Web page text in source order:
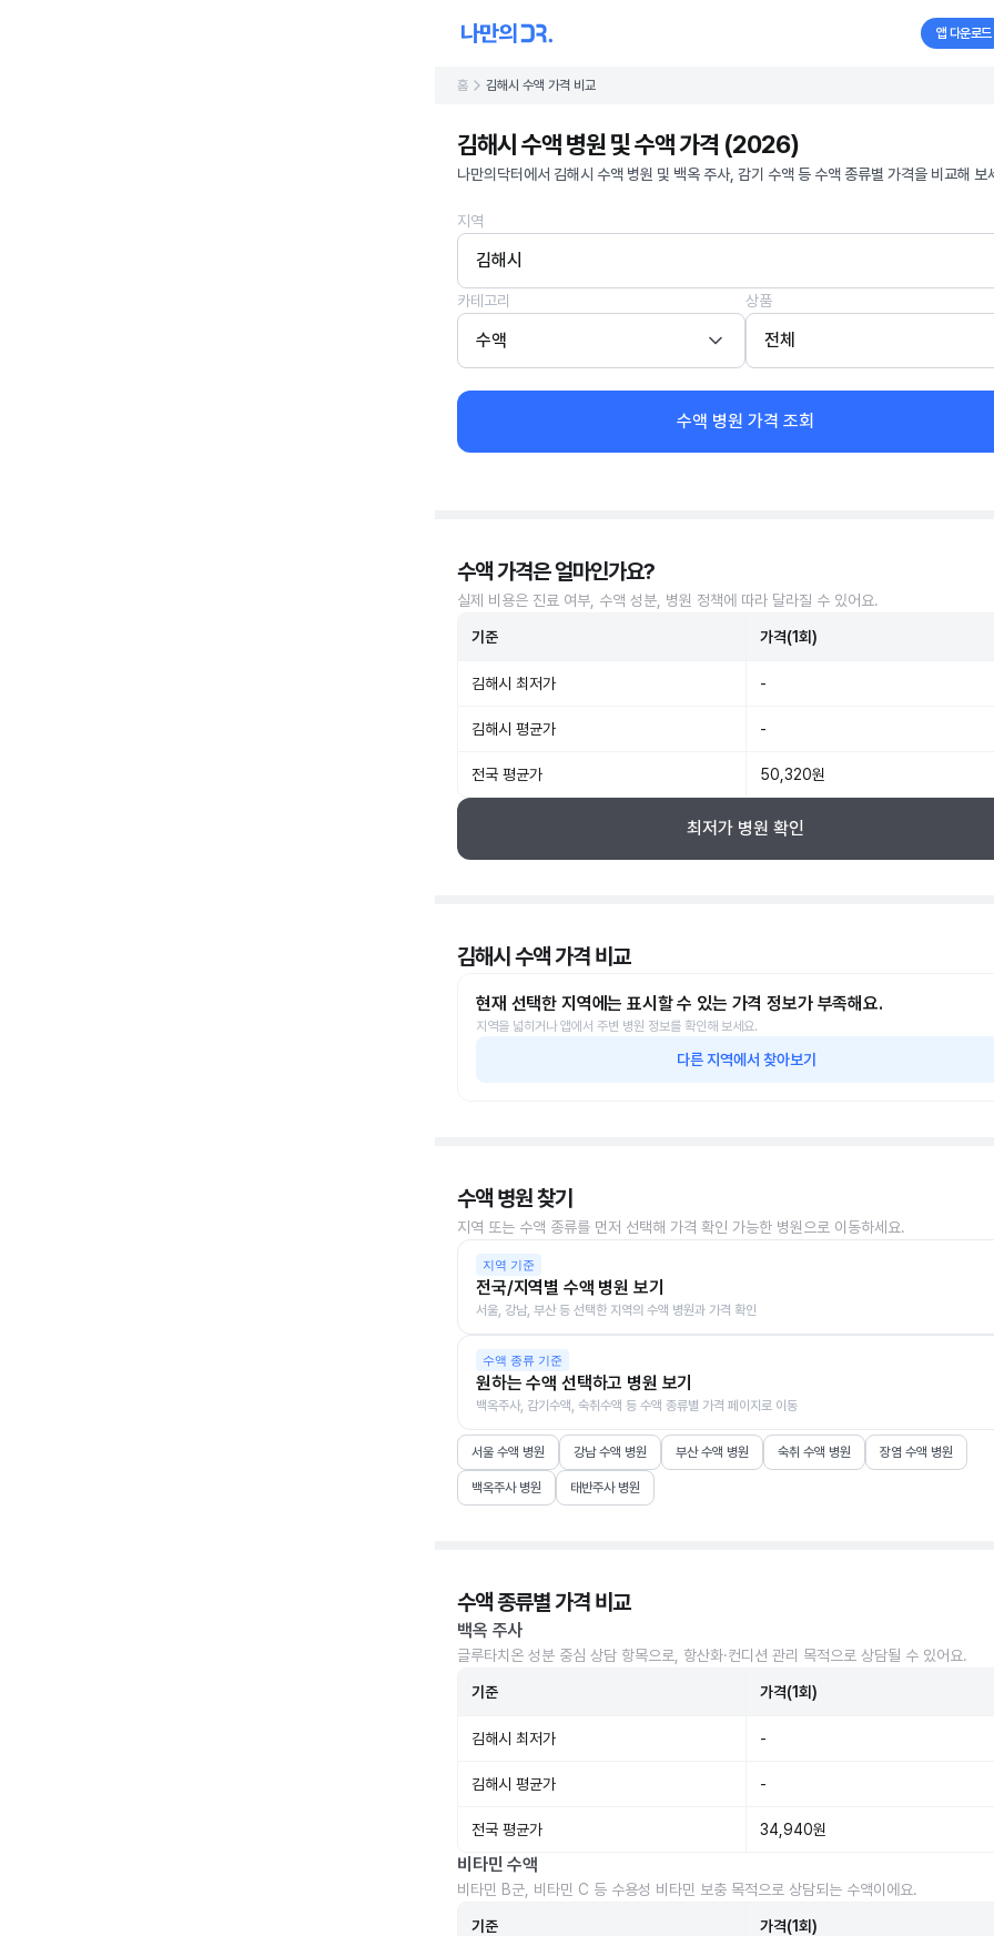
앱 다운로드
홈 김해시 수액 가격 비교
김해시 수액 병원 및 수액 가격 (2026)
나만의닥터에서 김해시 수액 병원 및 백옥 주사, 감기 수액 등 수액 종류별 가격을 비교해 보
지역
김해시
카테고리
수액
상품
전체
수액 병원 가격 조회
수액 가격은 얼마인가요?
실제 비용은 진료 여부, 수액 성분, 병원 정책에 따라 달라질 수 있어요.
기준 가격(1회)
김해시 최저가 -
김해시 평균가 -
전국 평균가 50,320원
최저가 병원 확인
김해시 수액 가격 비교
현재 선택한 지역에는 표시할 수 있는 가격 정보가 부족해요.
지역을 넓히거나 앱에서 주변 병원 정보를 확인해 보세요.
다른 지역에서 찾아보기
수액 병원 찾기
지역 또는 수액 종류를 먼저 선택해 가격 확인 가능한 병원으로 이동하세요.
지역 기준
전국/지역별 수액 병원 보기
서울, 강남, 부산 등 선택한 지역의 수액 병원과 가격 확인
수액 종류 기준
원하는 수액 선택하고 병원 보기
백옥주사, 감기수액, 숙취수액 등 수액 종류별 가격 페이지로 이동
서울 수액 병원 강남 수액 병원 부산 수액 병원 숙취 수액 병원 장염 수액 병원
백옥주사 병원 태반주사 병원
수액 종류별 가격 비교
백옥 주사
글루타치온 성분 중심 상담 항목으로, 항산화·컨디션 관리 목적으로 상담될 수 있어요.
기준 가격(1회)
김해시 최저가 -
김해시 평균가 -
전국 평균가 34,940원
비타민 수액
비타민 B군, 비타민 C 등 수용성 비타민 보충 목적으로 상담되는 수액이에요.
기준 가격(1회)